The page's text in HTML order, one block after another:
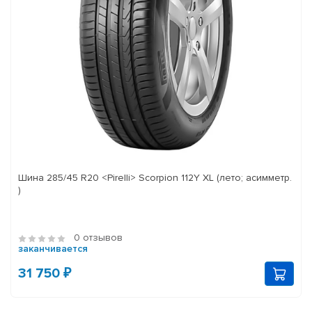
Шина 285/45 R20 <Pirelli> Scorpion 112Y XL (лето; асимметр.
)
0 отзывов
заканчивается
31 750 ₽